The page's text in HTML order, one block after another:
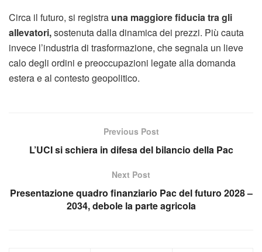
Circa il futuro, si registra una maggiore fiducia tra gli
allevatori,sostenuta dalla dinamica dei prezzi. Più cauta
invece l’industria di trasformazione, che segnala un lieve
calo degli ordini e preoccupazioni legate alla domanda
estera e al contesto geopolitico.
Previous Post
L’UCI si schiera in difesa del bilancio della Pac
Next Post
Presentazione quadro finanziario Pac del futuro 2028 –
2034, debole la parte agricola